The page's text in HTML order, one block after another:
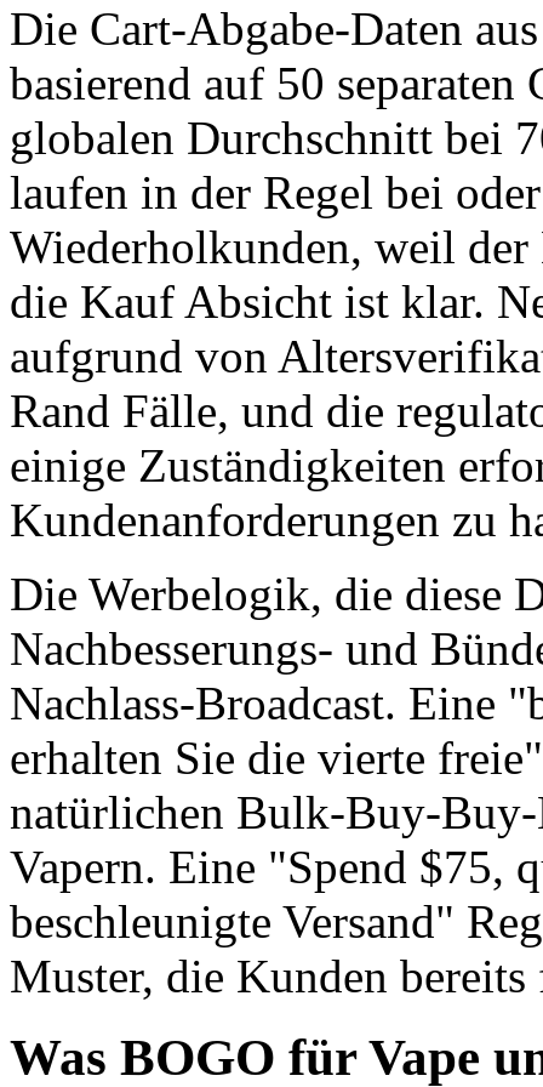
Die Cart-Abgabe-Daten
basierend auf 50
globalen Durchschnitt bei
laufen in der Regel bei
Wiederholkunden, weil
die Kauf Absicht ist klar.
aufgrund von
Rand Fälle, und die
einige Zuständigkeiten
Kundenanforderungen zu
Die Werbelogik, die diese
Nachbesserungs- und
Nachlass-Broadcast. Eine
erhalten Sie die vierte
natürlichen Bulk-Buy-
Vapern. Eine "Spend $75,
beschleunigte Versand"
Muster, die Kunden bereits
Was BOGO für Vape